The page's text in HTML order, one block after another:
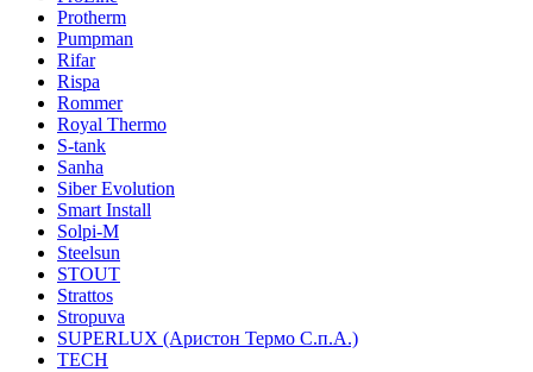
Protherm
Pumpman
Rifar
Rispa
Rommer
Royal Thermo
S-tank
Sanha
Siber Evolution
Smart Install
Solpi-M
Steelsun
STOUT
Strattos
Stropuva
SUPERLUX (Аристон Термо С.п.А.)
TECH